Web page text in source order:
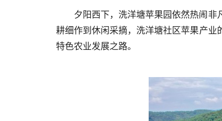
夕阳西下，洗洋塘苹果园依然热闹
耕细作到休闲采摘，洗洋塘社区苹果产
特色农业发展之路。